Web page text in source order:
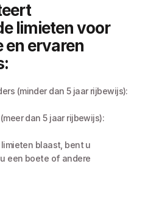
limieten voor
en ervaren
(minder dan 5 jaar rijbewijs):
een boete of andere